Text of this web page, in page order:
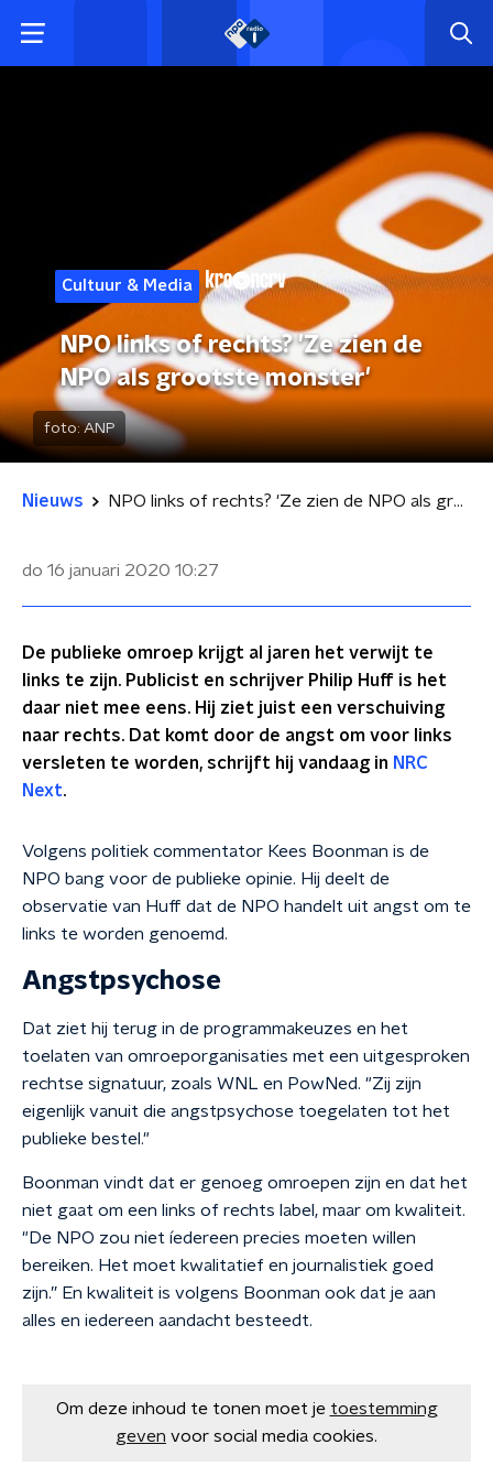
Cultuur & Media
NPO links of rechts? 'Ze zien de
NPO als grootste monster'
foto:ANP
Nieuws NPO links of rechts? 'Ze zien de NPO als grootste monster'
do 16 januari 2020 10:27
De publieke omroep krijgt al jaren het verwijt te
links te zijn. Publicist en schrijver Philip Huff is het
daar niet mee eens. Hij ziet juist een verschuiving
naar rechts. Dat komt door de angst om voor links
versleten te worden, schrijft hij vandaag in NRC
Next.
Volgens politiek commentator Kees Boonman is de
NPO bang voor de publieke opinie. Hij deelt de
observatie van Huff dat de NPO handelt uit angst om te
links te worden genoemd.
Angstpsychose
Dat ziet hij terug in de programmakeuzes en het
toelaten van omroeporganisaties met een uitgesproken
rechtse signatuur, zoals WNL en PowNed. "Zij zijn
eigenlijk vanuit die angstpsychose toegelaten tot het
publieke bestel."
Boonman vindt dat er genoeg omroepen zijn en dat het
niet gaat om een links of rechts label, maar om kwaliteit.
"De NPO zou niet íedereen precies moeten willen
bereiken. Het moet kwalitatief en journalistiek goed
zijn.” En kwaliteit is volgens Boonman ook dat je aan
alles en iedereen aandacht besteedt.
Om deze inhoud te tonen moet je toestemming
geven voor social media cookies.